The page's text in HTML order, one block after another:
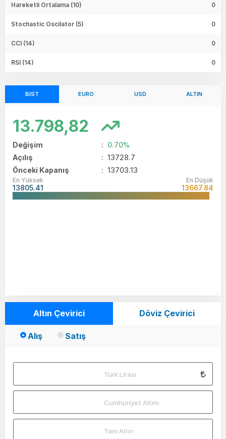
Hareketli Ortalama (10) 0
Stochastic Oscilator (5) 0
CCI (14) 0
RSI (14) 0
BIST EURO USD ALTIN
13.798,82
Değişim : 0.70%
Açılış
: 13728.7
Önceki Kapanış
: 13703.13
En Yüksek
13805.41
En Düşük
13667.84
Altın Çevirici Döviz Çevirici
Alış Satış
Türk Lirası
Cumhuriyet Altını
Tam Altın